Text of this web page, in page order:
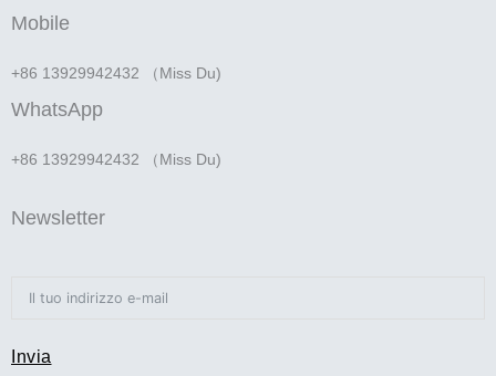
Mobile
+86 13929942432 （Miss Du)
WhatsApp
+86 13929942432 （Miss Du)
Newsletter
Invia